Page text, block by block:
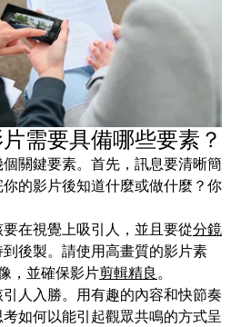
需要具備哪些要素？
關鍵要素。首先，訊息要清晰簡
的影片後知道什麼或做什麼？你
在視覺上吸引人，並且要從分鏡
後製。請使用高畫質的影片素
，並確保影片剪輯精良 。
人入勝。用有趣的內容和快節奏
如何以能引起觀眾共鳴的方式呈